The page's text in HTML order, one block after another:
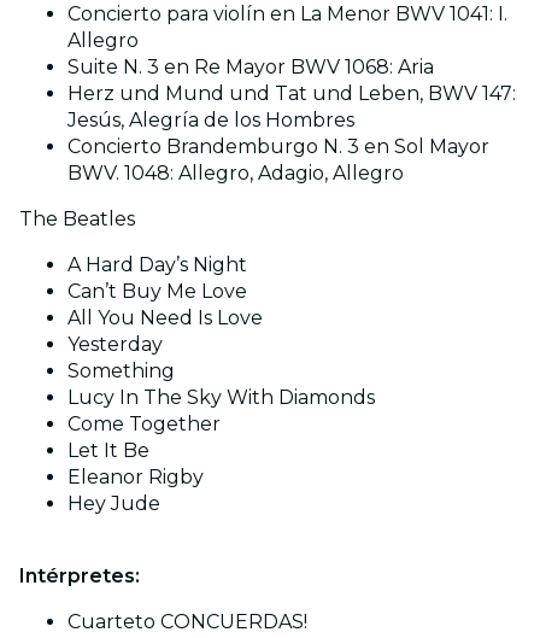
Concierto para violín en La Menor BWV 1041: I.
Allegro
Suite N. 3 en Re Mayor BWV 1068: Aria
Herz und Mund und Tat und Leben, BWV 147:
Jesús, Alegría de los Hombres
Concierto Brandemburgo N. 3 en Sol Mayor
BWV. 1048: Allegro, Adagio, Allegro
The Beatles
A Hard Day’s Night
Can’t Buy Me Love
All You Need Is Love
Yesterday
Something
Lucy In The Sky With Diamonds
Come Together
Let It Be
Eleanor Rigby
Hey Jude
Intérpretes:
Cuarteto CONCUERDAS!